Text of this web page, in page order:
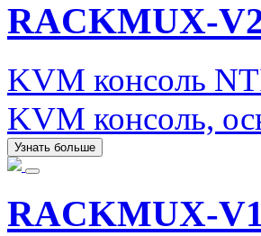
RACKMUX-
KVM консоль
KVM консоль,
Узнать больше
RACKMUX-